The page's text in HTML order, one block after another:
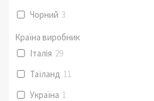
Чорний 3
Країна виробник
Італія 29
Таїланд 11
Україна 1